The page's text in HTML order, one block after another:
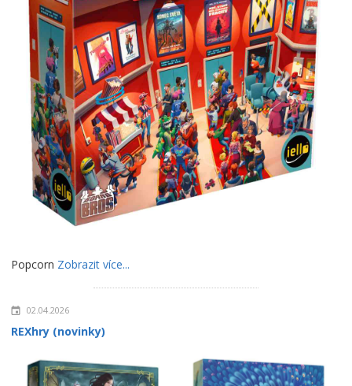
Popcorn Zobrazit více...
02.04.2026
REXhry (novinky)